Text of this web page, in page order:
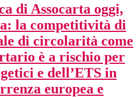
di Assocarta oggi,
la competitività di
di circolarità come
è a rischio per
e dell’ETS in
europea e